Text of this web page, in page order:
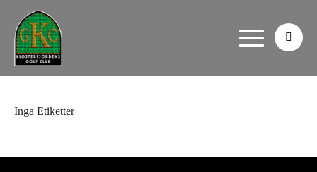
Inga Etiketter